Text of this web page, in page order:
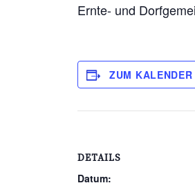
Ernte- und
ZUM
DETAILS
Datum: